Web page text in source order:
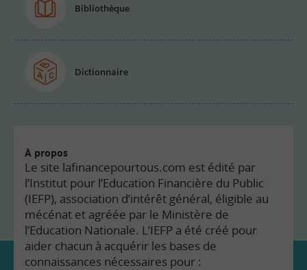
Bibliothèque
Dictionnaire
À propos
Le site lafinancepourtous.com est édité par
l’Institut pour l’Education Financière du Public
(IEFP), association d’intérêt général, éligible au
mécénat et agréée par le Ministère de
l’Education Nationale. L’IEFP a été créé pour
aider chacun à acquérir les bases de
connaissances nécessaires pour :